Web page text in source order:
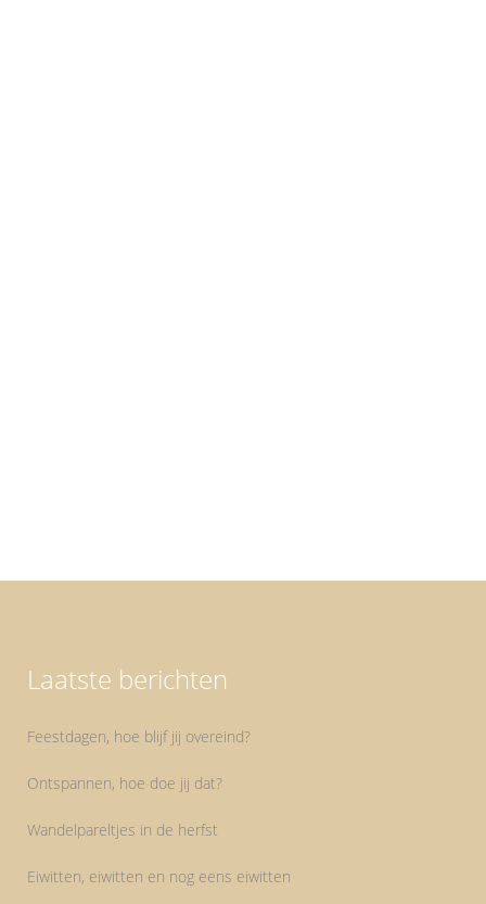
Laatste berichten
Feestdagen, hoe blijf jij overeind?
Ontspannen, hoe doe jij dat?
Wandelpareltjes in de herfst
Eiwitten, eiwitten en nog eens eiwitten